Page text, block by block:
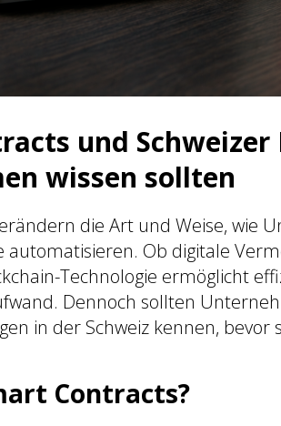
und Schweizer
wissen sollten
die Art und Weise, wie
automatisieren. Ob digitale
Technologie ermöglicht
Dennoch sollten
in der Schweiz kennen, bevor
Contracts?